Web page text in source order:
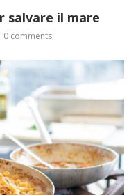
salvare il mare
0 comments